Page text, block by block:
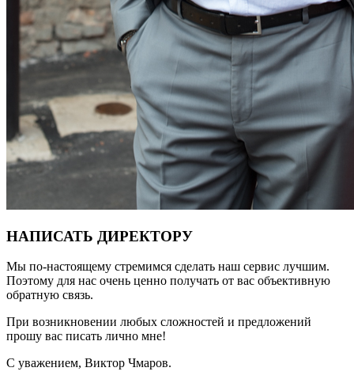
НАПИСАТЬ ДИРЕКТОРУ
Мы по-настоящему стремимся сделать наш сервис лучшим.
Поэтому для нас очень ценно получать от вас объективную
обратную связь.
При возникновении любых сложностей и предложений
прошу вас писать лично мне!
С уважением, Виктор Чмаров.